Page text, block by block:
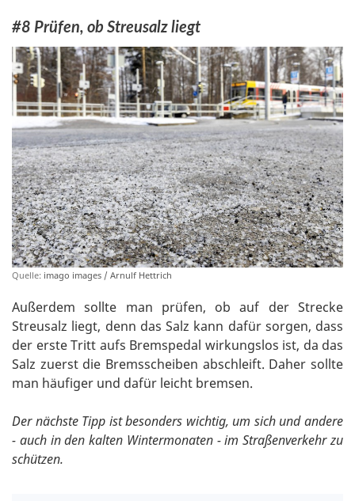
#8 Prüfen, ob Streusalz liegt
Quelle: imago images / Arnulf Hettrich
Außerdem sollte man prüfen, ob auf der Strecke
Streusalz liegt, denn das Salz kann dafür sorgen, dass
der erste Tritt aufs Bremspedal wirkungslos ist, da das
Salz zuerst die Bremsscheiben abschleift. Daher sollte
man häufiger und dafür leicht bremsen.
Der nächste Tipp ist besonders wichtig, um sich und andere
- auch in den kalten Wintermonaten - im Straßenverkehr zu
schützen.